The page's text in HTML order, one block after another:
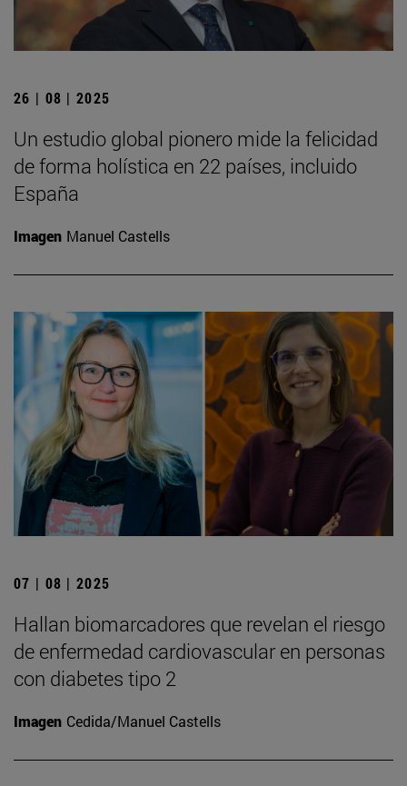
26 | 08 | 2025
Un estudio global pionero mide la felicidad
de forma holística en 22 países, incluido
España
Imagen Manuel Castells
07 | 08 | 2025
Hallan biomarcadores que revelan el riesgo
de enfermedad cardiovascular en personas
con diabetes tipo 2
Imagen Cedida/Manuel Castells